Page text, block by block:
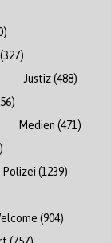
(327)
Justiz(488)
Medien (471)
Polizei (1239)
(904)